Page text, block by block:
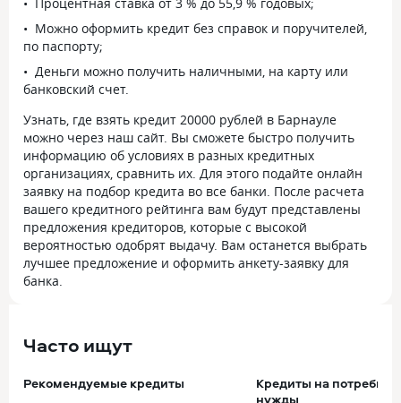
Можно оформить кредит без справок и поручителей,
по паспорту;
Деньги можно получить наличными, на карту или
банковский счет.
Узнать, где взять кредит 20000 рублей в Барнауле
можно через наш сайт. Вы сможете быстро получить
информацию об условиях в разных кредитных
организациях, сравнить их. Для этого подайте онлайн
заявку на подбор кредита во все банки. После расчета
вашего кредитного рейтинга вам будут представлены
предложения кредиторов, которые с высокой
вероятностью одобрят выдачу. Вам останется выбрать
лучшее предложение и оформить анкету-заявку для
банка.
Часто ищут
Рекомендуемые кредиты
Кредиты на
нужды